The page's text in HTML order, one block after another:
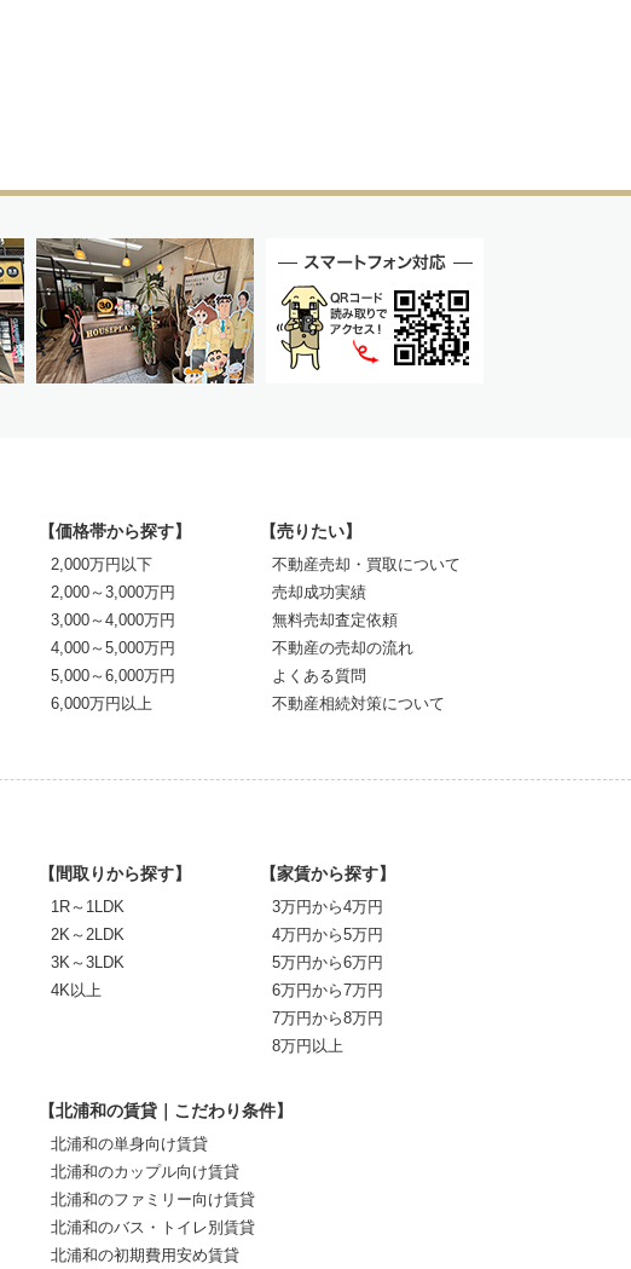
【価格帯から探す】
2,000万円以下
2,000～3,000万円
3,000～4,000万円
4,000～5,000万円
5,000～6,000万円
6,000万円以上
【売りたい】
不動産売却・買取について
売却成功実績
無料売却査定依頼
不動産の売却の流れ
よくある質問
不動産相続対策について
【間取りから探す】
1R～1LDK
2K～2LDK
3K～3LDK
4K以上
【家賃から探す】
3万円から4万円
4万円から5万円
5万円から6万円
6万円から7万円
7万円から8万円
8万円以上
【北浦和の賃貸｜こだわり条件】
北浦和の単身向け賃貸
北浦和のカップル向け賃貸
北浦和のファミリー向け賃貸
北浦和のバス・トイレ別賃貸
北浦和の初期費用安め賃貸